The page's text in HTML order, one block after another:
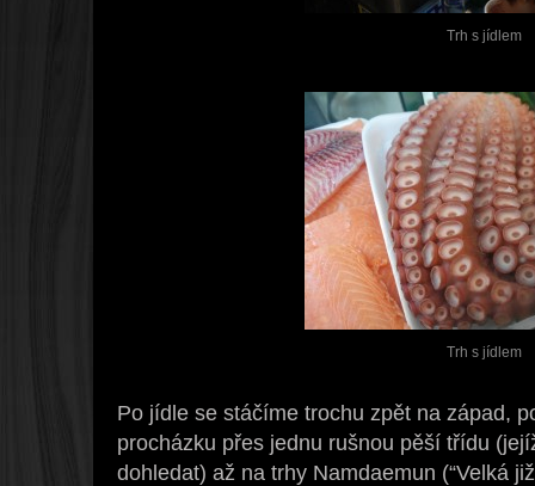
Trh s jídlem
Trh s jídlem
Po jídle se stáčíme trochu zpět na západ,
procházku přes jednu rušnou pěší třídu
dohledat) až na trhy Namdaemun (“Velká